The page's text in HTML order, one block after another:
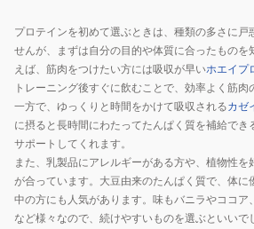
プロテインを初めて選ぶときは、種類の多さに戸
せんが、まずは自分の目的や体質に合ったものを
えば、筋肉をつけたい方には吸収が早いホエイプ
トレーニング後すぐに飲むことで、効率よく筋肉
一方で、ゆっくりと時間をかけて吸収されるカゼ
に摂ると長時間にわたってたんぱく質を補給でき
サポートしてくれます。
また、乳製品にアレルギーがある方や、植物性を
が合っています。大豆由来のたんぱく質で、体に
中の方にも人気があります。味もバニラやココア
など様々なので、続けやすいものを選ぶといいで